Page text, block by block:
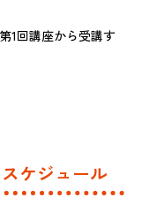
1回講座から受講す
ケジュール